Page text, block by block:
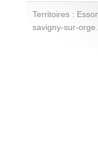
Territoires :
savigny-sur-